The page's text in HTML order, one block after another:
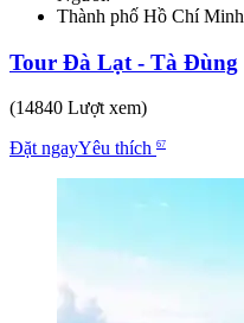
Thành phố Hồ Chí Minh
Tour Đà Lạt - Tà Đùng
(14840 Lượt xem)
Đặt ngayYêu thích 67